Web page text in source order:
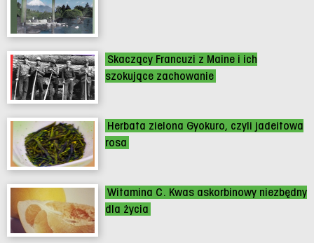
Skaczący Francuzi z Maine i ich
szokujące zachowanie
Herbata zielona Gyokuro, czyli jadeitowa
rosa
Witamina C. Kwas askorbinowy niezbędny
dla życia